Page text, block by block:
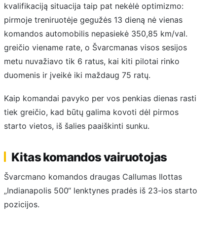
kvalifikaciją situacija taip pat nekėlė optimizmo:
pirmoje treniruotėje gegužės 13 dieną nė vienas
komandos automobilis nepasiekė 350,85 km/val.
greičio viename rate, o Švarcmanas visos sesijos
metu nuvažiavo tik 6 ratus, kai kiti pilotai rinko
duomenis ir įveikė iki maždaug 75 ratų.
Kaip komandai pavyko per vos penkias dienas rasti
tiek greičio, kad būtų galima kovoti dėl pirmos
starto vietos, iš šalies paaiškinti sunku.
Kitas komandos vairuotojas
Švarcmano komandos draugas Callumas Ilottas
„Indianapolis 500“ lenktynes pradės iš 23-ios starto
pozicijos.